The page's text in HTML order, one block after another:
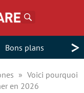
Bons plans >
Voici pourquoi
en 2026